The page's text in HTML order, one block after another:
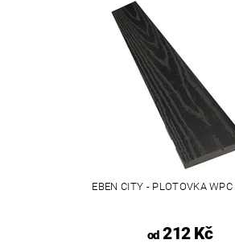
EBEN CITY - PLOTOVKA
od212 Kč